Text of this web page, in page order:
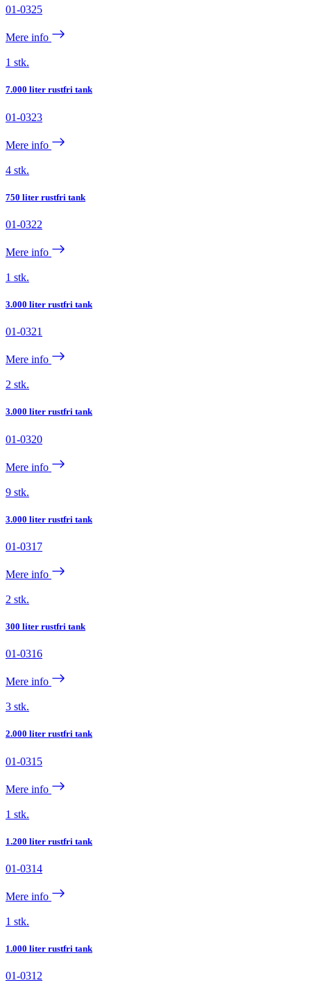
01-0325
Mere info
1 stk.
7.000 liter rustfri tank
01-0323
Mere info
4 stk.
750 liter rustfri tank
01-0322
Mere info
1 stk.
3.000 liter rustfri tank
01-0321
Mere info
2 stk.
3.000 liter rustfri tank
01-0320
Mere info
9 stk.
3.000 liter rustfri tank
01-0317
Mere info
2 stk.
300 liter rustfri tank
01-0316
Mere info
3 stk.
2.000 liter rustfri tank
01-0315
Mere info
1 stk.
1.200 liter rustfri tank
01-0314
Mere info
1 stk.
1.000 liter rustfri tank
01-0312